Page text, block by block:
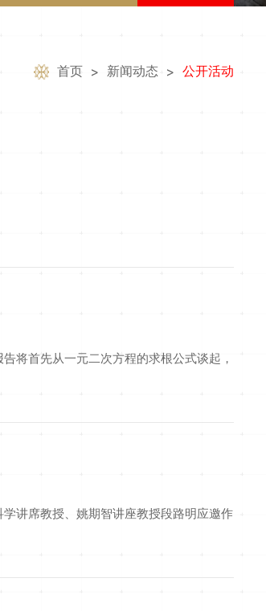
首页 > 新闻动态 > 公开活动
将首先从一元二次方程的求根公式谈起，
讲席教授、姚期智讲座教授段路明应邀作